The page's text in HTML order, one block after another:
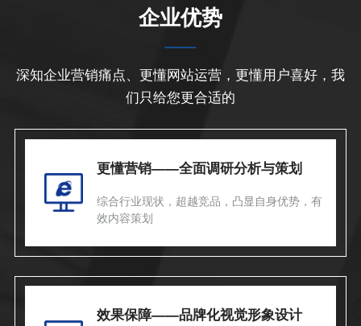
企业优势
深知企业营销痛点、更懂网站运营，更懂用户喜好，我
们只给您更合适的
更懂营销——全面调研分析与策划
综合行业现状，超越竞品，凸显自身优势，有
效内容策划
效果保障——品牌化视觉形象设计